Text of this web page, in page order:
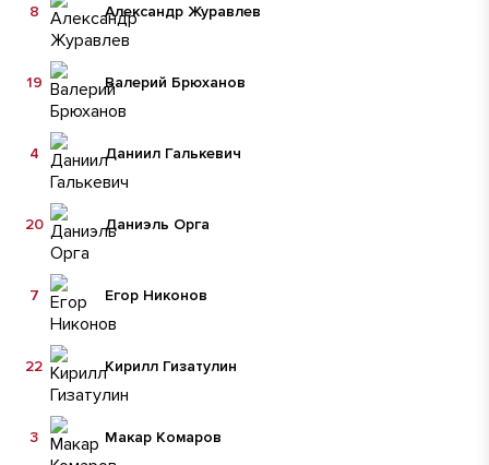
Александр Журавлев
8
Валерий Брюханов
19
Даниил Галькевич
4
Даниэль Орга
20
Егор Никонов
7
Кирилл Гизатулин
22
Макар Комаров
3